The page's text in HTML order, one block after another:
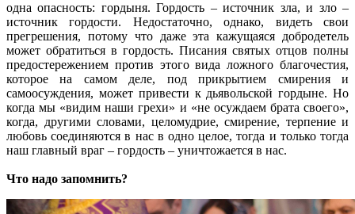
одна опасность: гордыня. Гордость – источник зла, и зло –
источник гордости. Недостаточно, однако, видеть свои
прегрешения, потому что даже эта кажущаяся добродетель
может обратиться в гордость. Писания святых отцов полны
предостережением против этого вида ложного благочестия,
которое на самом деле, под прикрытием смирения и
самоосуждения, может привести к дьявольской гордыне. Но
когда мы «видим наши грехи» и «не осуждаем брата своего»,
когда, другими словами, целомудрие, смирение, терпение и
любовь соединяются в нас в одно целое, тогда и только тогда
наш главный враг – гордость – уничтожается в нас.
Что надо запомнить?